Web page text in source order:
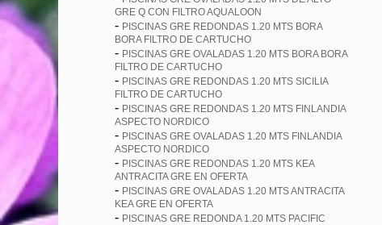
GRE Q CON FILTRO AQUALOON
- PISCINAS GRE REDONDAS 1.20 MTS BORA
BORA FILTRO DE CARTUCHO
- PISCINAS GRE OVALADAS 1.20 MTS BORA BORA
FILTRO DE CARTUCHO
- PISCINAS GRE REDONDAS 1.20 MTS SICILIA
FILTRO DE CARTUCHO
- PISCINAS GRE REDONDAS 1.20 MTS FINLANDIA
ASPECTO NORDICO
- PISCINAS GRE OVALADAS 1.20 MTS FINLANDIA
ASPECTO NORDICO
- PISCINAS GRE REDONDAS 1.20 MTS KEA
ANTRACITA GRE EN OFERTA
- PISCINAS GRE OVALADAS 1.20 MTS ANTRACITA
KEA GRE EN OFERTA
- PISCINAS GRE REDONDA 1.20 MTS PACIFIC